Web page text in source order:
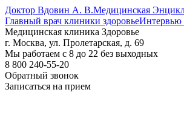
Доктор Вдовин А. В.Медицинская
Главный врач клиники здоровьеИнтервью
Медицинская клиника Здоровье
г. Москва, ул. Пролетарская, д. 69
Мы работаем с 8 до 22 без выходных
8 800 240-55-20
Обратный звонок
Записаться на прием